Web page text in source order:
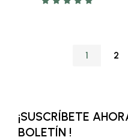
1 2
¡SUSCRÍBETE
BOLETÍN !